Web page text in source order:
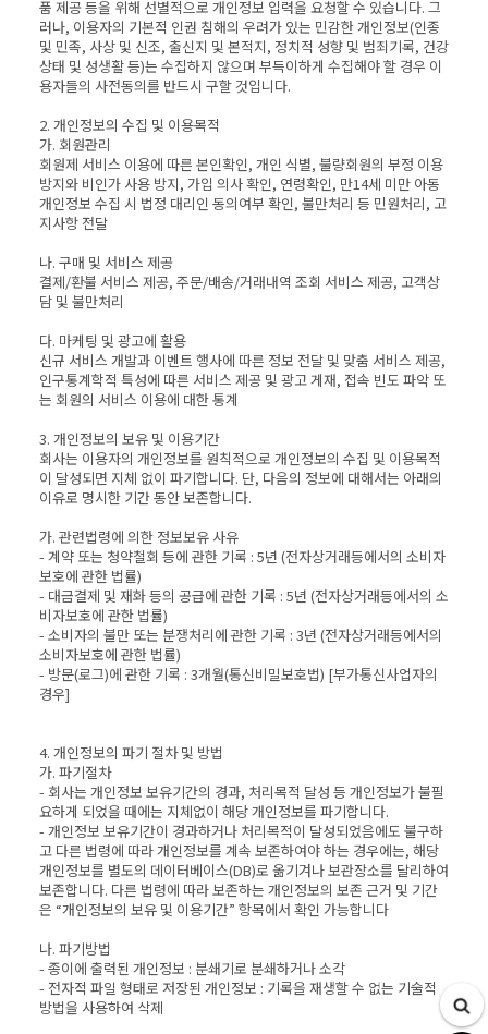
품 제공 등을 위해 선별적으로 개인정보 입력을 요청할 수 있습니다. 그
러나, 이용자의 기본적 인권 침해의 우려가 있는 민감한 개인정보(인종
및 민족, 사상 및 신조, 출신지 및 본적지, 정치적 성향 및 범죄기록, 건강
상태 및 성생활 등)는 수집하지 않으며 부득이하게 수집해야 할 경우 이
용자들의 사전동의를 반드시 구할 것입니다.
2. 개인정보의 수집 및 이용목적
가. 회원관리
회원제 서비스 이용에 따른 본인확인, 개인 식별, 불량회원의 부정 이용
방지와 비인가 사용 방지, 가입 의사 확인, 연령확인, 만14세 미만 아동
개인정보 수집 시 법정 대리인 동의여부 확인, 불만처리 등 민원처리, 고
지사항 전달
나. 구매 및 서비스 제공
결제/환불 서비스 제공, 주문/배송/거래내역 조회 서비스 제공, 고객상
담 및 불만처리
다. 마케팅 및 광고에 활용
신규 서비스 개발과 이벤트 행사에 따른 정보 전달 및 맞춤 서비스 제공,
인구통계학적 특성에 따른 서비스 제공 및 광고 게재, 접속 빈도 파악 또
는 회원의 서비스 이용에 대한 통계
3. 개인정보의 보유 및 이용기간
회사는 이용자의 개인정보를 원칙적으로 개인정보의 수집 및 이용목적
이 달성되면 지체 없이 파기합니다. 단, 다음의 정보에 대해서는 아래의
이유로 명시한 기간 동안 보존합니다.
가. 관련법령에 의한 정보보유 사유
- 계약 또는 청약철회 등에 관한 기록 : 5년 (전자상거래등에서의 소비자
보호에 관한 법률)
- 대금결제 및 재화 등의 공급에 관한 기록 : 5년 (전자상거래등에서의 소
비자보호에 관한 법률)
- 소비자의 불만 또는 분쟁처리에 관한 기록 : 3년 (전자상거래등에서의
소비자보호에 관한 법률)
- 방문(로그)에 관한 기록 : 3개월(통신비밀보호법) [부가통신사업자의
경우]
4. 개인정보의 파기 절차 및 방법
가. 파기절차
- 회사는 개인정보 보유기간의 경과, 처리목적 달성 등 개인정보가 불필
요하게 되었을 때에는 지체없이 해당 개인정보를 파기합니다.
- 개인정보 보유기간이 경과하거나 처리목적이 달성되었음에도 불구하
고 다른 법령에 따라 개인정보를 계속 보존하여야 하는 경우에는, 해당
개인정보를 별도의 데이터베이스(DB)로 옮기겨나 보관장소를 달리하여
보존합니다. 다른 법령에 따라 보존하는 개인정보의 보존 근거 및 기간
은 “개인정보의 보유 및 이용기간” 항목에서 확인 가능합니다
나. 파기방법
- 종이에 출력된 개인정보 : 분쇄기로 분쇄하거나 소각
- 전자적 파일 형태로 저장된 개인정보 : 기록을 재생할 수 없는 기술적
방법을 사용하여 삭제